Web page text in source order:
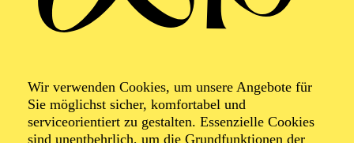
Wir verwenden Cookies, um unsere Angebote für
Sie möglichst sicher, komfortabel und
serviceorientiert zu gestalten. Essenzielle Cookies
sind unentbehrlich, um die Grundfunktionen der
Foto: Johan Sandberg